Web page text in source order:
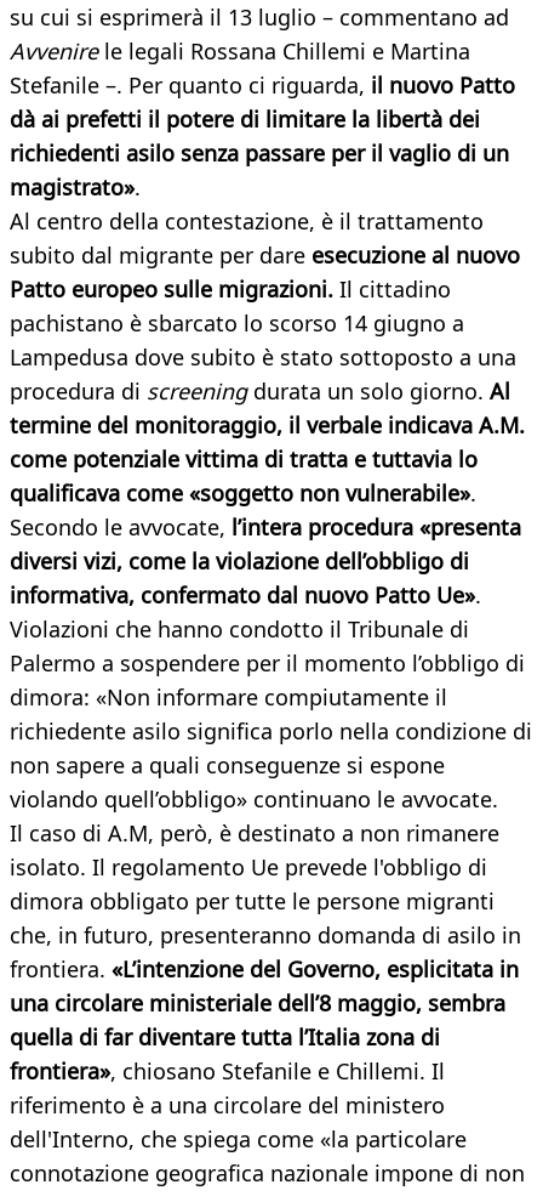
su cui si esprimerà il 13 luglio – commentano ad
Avvenirele legali Rossana Chillemi e Martina
Stefanile –. Per quanto ci riguarda, il nuovo Patto
dà ai prefetti il potere di limitare la libertà dei
richiedenti asilo senza passare per il vaglio di un
magistrato».
Al centro della contestazione, è il trattamento
subito dal migrante per dare esecuzione al nuovo
Patto europeo sulle migrazioni. Il cittadino
pachistano è sbarcato lo scorso 14 giugno a
Lampedusa dove subito è stato sottoposto a una
procedura di screeningdurata un solo giorno. Al
termine del monitoraggio, il verbale indicava A.M.
come potenziale vittima di tratta e tuttavia lo
qualificava come «soggetto non vulnerabile».
Secondo le avvocate, l’intera procedura «presenta
diversi vizi, come la violazione dell’obbligo di
informativa, confermato dal nuovo Patto Ue».
Violazioni che hanno condotto il Tribunale di
Palermo a sospendere per il momento l’obbligo di
dimora: «Non informare compiutamente il
richiedente asilo significa porlo nella condizione di
non sapere a quali conseguenze si espone
violando quell’obbligo» continuano le avvocate.
Il caso di A.M, però, è destinato a non rimanere
isolato. Il regolamento Ue prevede l'obbligo di
dimora obbligato per tutte le persone migranti
che, in futuro, presenteranno domanda di asilo in
frontiera. «L’intenzione del Governo, esplicitata in
una circolare ministeriale dell’8 maggio, sembra
quella di far diventare tutta l’Italia zona di
frontiera», chiosano Stefanile e Chillemi. Il
riferimento è a una circolare del ministero
dell'Interno, che spiega come «la particolare
connotazione geografica nazionale impone di non